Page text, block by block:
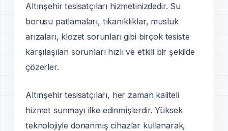
Altınşehir tesisatçıları hizmetinizdedir. Su
borusu patlamaları, tıkanıklıklar, musluk
arızaları, klozet sorunları gibi birçok tesiste
karşılaşılan sorunları hızlı ve etkili bir şekilde
çözerler.
Altınşehir tesisatçıları, her zaman kaliteli
hizmet sunmayı ilke edinmi̇şlerdir. Yüksek
teknolojiyle donanmış cihazlar kullanarak,